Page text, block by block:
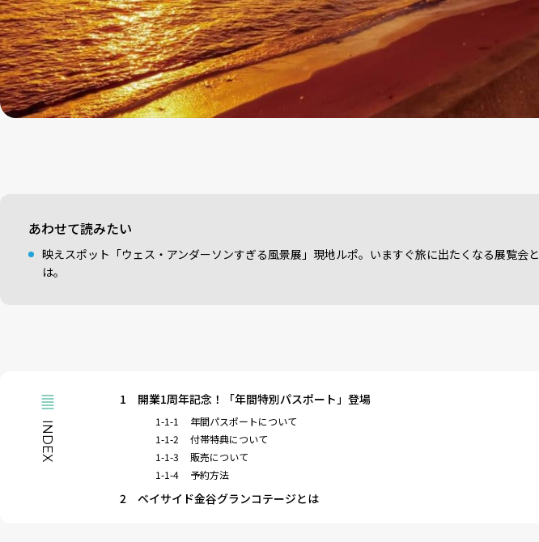
あわせて読みたい
映えスポット「ウェス・アンダーソンすぎる風景展」現地ルポ。いますぐ旅に出たくなる展覧会と
は。
INDEX
1 開業1周年記念！「年間特別パスポート」登場
1-1-1
年間パスポートについて
1-1-2
付帯特典について
1-1-3
販売について
1-1-4
予約方法
2 ベイサイド金谷グランコテージとは